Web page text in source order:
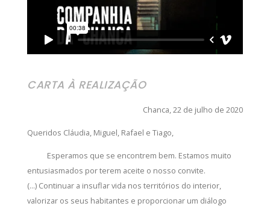
CARTA À REALIZAÇÃO
Chanca, 22 de julho de 2020
Queridos Cláudia, Miguel, Rafael e Tiago,
Esperamos que se encontrem bem. Estamos muito
entusiasmados por terem aceite o nosso convite.
(...) Continuar a insuflar vida nos territórios do interior,
valorizar os seus habitantes e proporcionar um diálogo